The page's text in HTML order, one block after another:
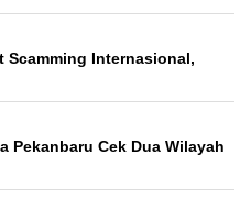
Scamming Internasional,
Pekanbaru Cek Dua Wilayah